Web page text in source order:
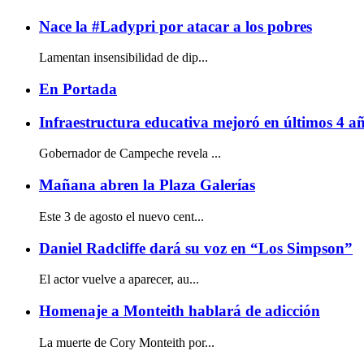
Nace la #Ladypri por atacar a los pobres
Lamentan insensibilidad de dip...
En Portada
Infraestructura educativa mejoró en últimos 4
Gobernador de Campeche revela ...
Mañana abren la Plaza Galerías
Este 3 de agosto el nuevo cent...
Daniel Radcliffe dará su voz en “Los Simpson”
El actor vuelve a aparecer, au...
Homenaje a Monteith hablará de adicción
La muerte de Cory Monteith por...